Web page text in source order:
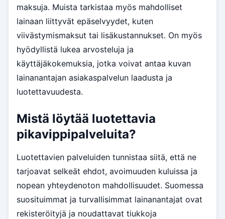
maksuja. Muista tarkistaa myös mahdolliset
lainaan liittyvät epäselvyydet, kuten
viivästymismaksut tai lisäkustannukset. On myös
hyödyllistä lukea arvosteluja ja
käyttäjäkokemuksia, jotka voivat antaa kuvan
lainanantajan asiakaspalvelun laadusta ja
luotettavuudesta.
Mistä löytää luotettavia
pikavippipalveluita?
Luotettavien palveluiden tunnistaa siitä, että ne
tarjoavat selkeät ehdot, avoimuuden kuluissa ja
nopean yhteydenoton mahdollisuudet. Suomessa
suosituimmat ja turvallisimmat lainanantajat ovat
rekisteröityjä ja noudattavat tiukkoja